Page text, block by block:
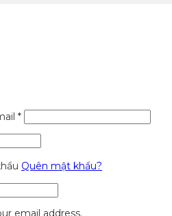
*
Quên mật khẩu?
email address.